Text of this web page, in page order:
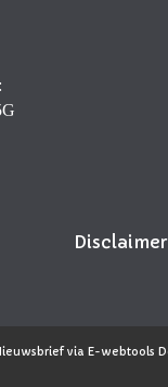
via E-webtools